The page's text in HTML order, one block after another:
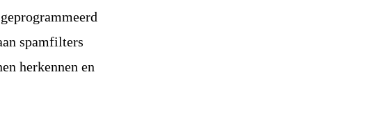
spamfilters
herkennen en